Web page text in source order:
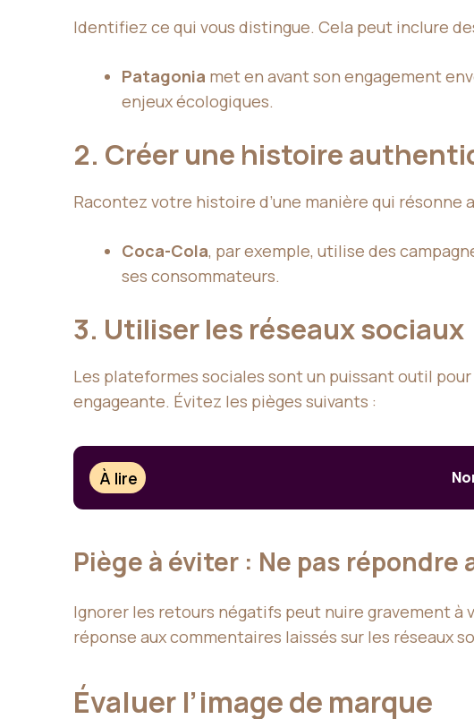
Identifiez ce qui vous distingue. Cela peut inclure
Patagonia met en avant son engagement
enjeux écologiques.
2. Créer une histoire
Racontez votre histoire d’une manière qui
Coca-Cola, par exemple, utilise des
ses consommateurs.
3. Utiliser les réseaux sociaux
Les plateformes sociales sont un puissant outil
engageante. Évitez les pièges suivants :
À lire
Piège à éviter : Ne pas
Ignorer les retours négatifs peut nuire gravement à
réponse aux commentaires laissés sur les réseaux
Évaluer l’image de marque